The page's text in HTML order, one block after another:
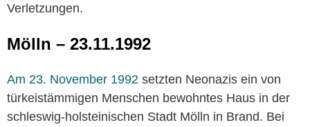
Verletzungen.
Mölln – 23.11.1992
Am 23. November 1992 setzten Neonazis ein von
türkeistämmigen Menschen bewohntes Haus in der
schleswig-holsteinischen Stadt Mölln in Brand. Bei